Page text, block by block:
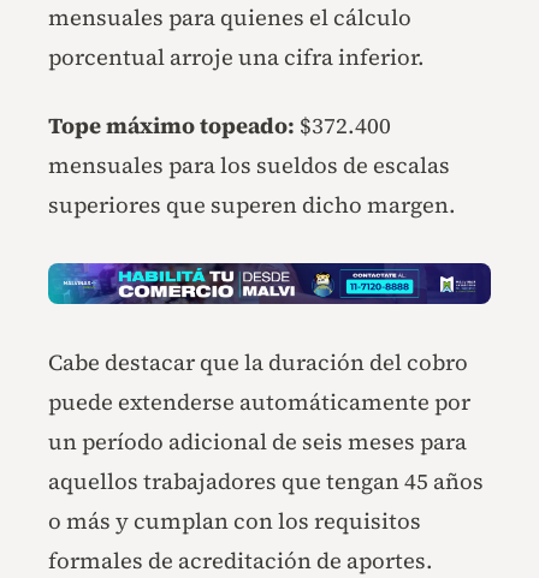
mensuales para quienes el cálculo
porcentual arroje una cifra inferior.
Tope máximo topeado: $372.400
mensuales para los sueldos de escalas
superiores que superen dicho margen.
Cabe destacar que la duración del cobro
puede extenderse automáticamente por
un período adicional de seis meses para
aquellos trabajadores que tengan 45 años
o más y cumplan con los requisitos
formales de acreditación de aportes.